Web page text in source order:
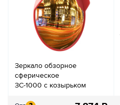
Зеркало обзорное
сферическое
ЗС-1000 с козырьком